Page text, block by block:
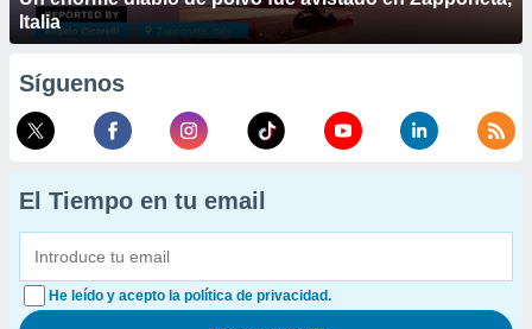
Italia
Síguenos
El Tiempo en tu email
He leído y acepto la política de privacidad.